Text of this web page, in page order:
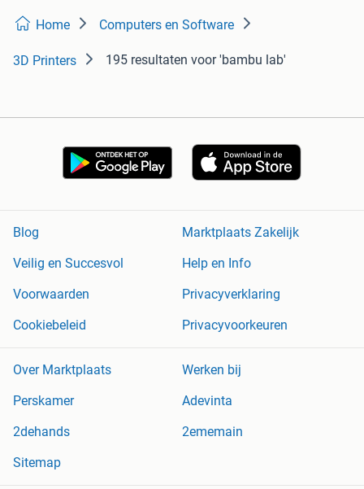
Home Computers en Software
3D Printers 195 resultaten voor 'bambu lab'
Blog
Marktplaats Zakelijk
Veilig en Succesvol
Help en Info
Voorwaarden
Privacyverklaring
Cookiebeleid
Privacyvoorkeuren
Over Marktplaats
Werken bij
Perskamer
Adevinta
2dehands
2ememain
Sitemap